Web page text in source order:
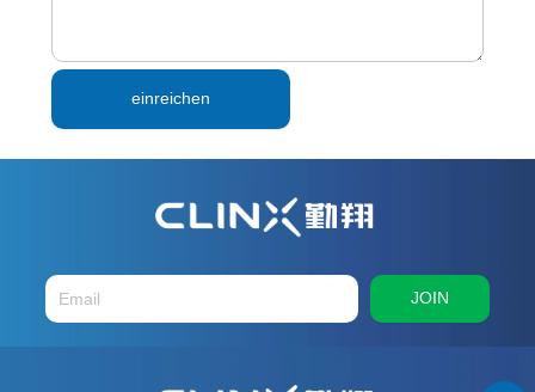
einreichen
JOIN